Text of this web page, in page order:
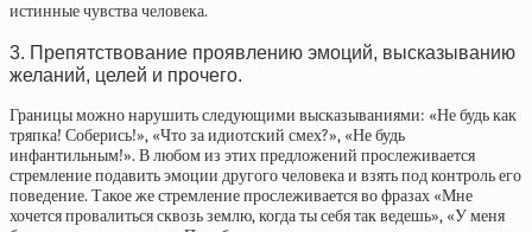
истинные чувства человека.
3. Препятствование проявлению эмоций, высказыванию
желаний, целей и прочего.
Границы можно нарушить следующими высказываниями: «Не будь как
тряпка! Соберись!», «Что за идиотский смех?», «Не будь
инфантильным!». В любом из этих предложений прослеживается
стремление подавить эмоции другого человека и взять под контроль его
поведение. Такое же стремление прослеживается во фразах «Мне
хочется провалиться сквозь землю, когда ты себя так ведешь», «У меня